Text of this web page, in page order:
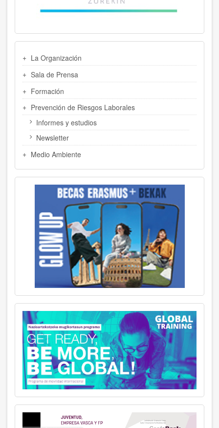
LATERAL
La Organización
Sala de Prensa
Formación
Prevención de Riesgos Laborales
Informes y estudios
Newsletter
Medio Ambiente